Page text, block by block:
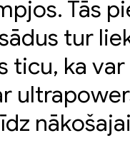
Tās
tur
ticu, ka